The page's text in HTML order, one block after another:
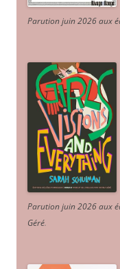
Parution juin 2026 aux
Parution juin 2026 aux
Géré.